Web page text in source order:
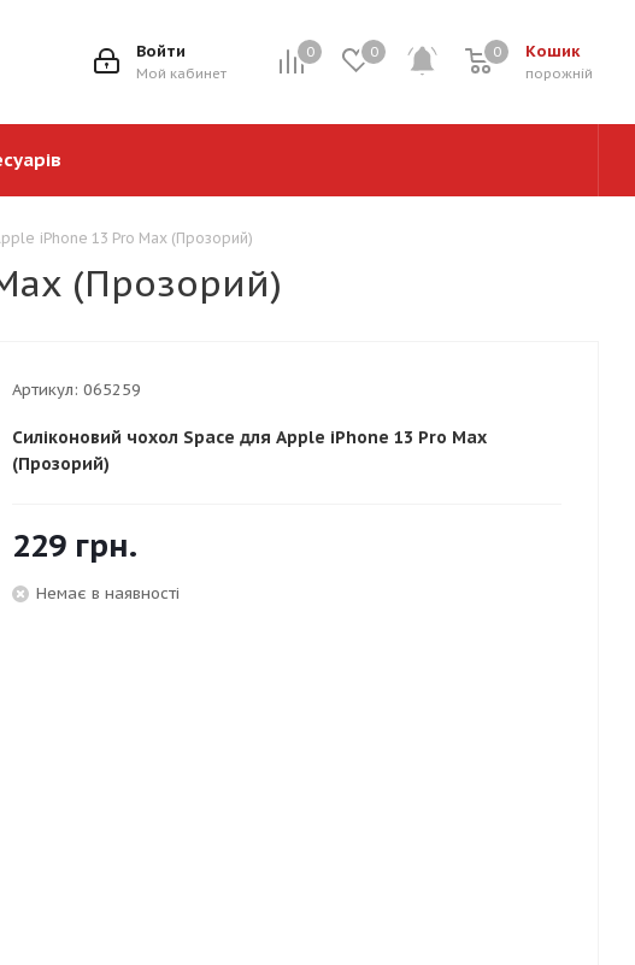
0 0 Кошик
0
порожній
0
Войти
Мой кабинет
iPhone 13 Pro Max (Прозорий)
(Прозорий)
Артикул: 065259
Силіконовий чохол Space для Apple iPhone 13 Pro Max
(Прозорий)
229 грн.
Немає в наявності